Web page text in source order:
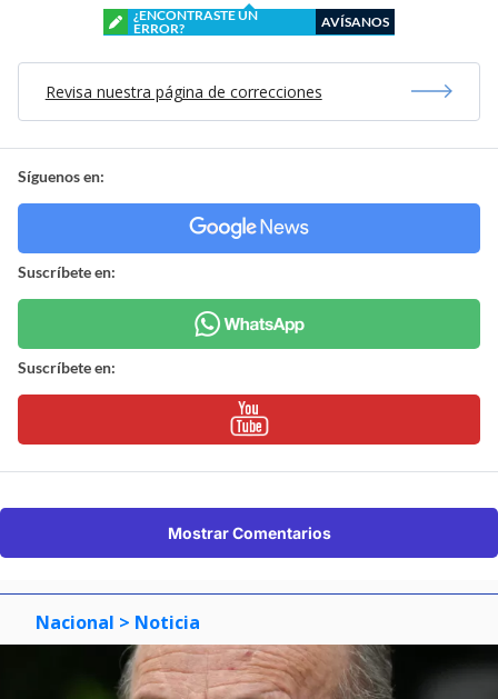
¿ENCONTRASTE UN
ERROR?
AVÍSANOS
Revisa nuestra página de correcciones
Síguenos en:
Suscríbete en:
Suscríbete en:
Mostrar Comentarios
Nacional > Noticia